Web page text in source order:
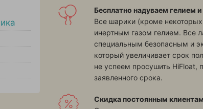
Бесплатно надуваем гелием
Все шарики (кроме
инертным газом гелием. Все
специальным безопасным и
который увеличивает срок
не успеем просушить HiFloat,
заявленного срока.
Скидка постоянным